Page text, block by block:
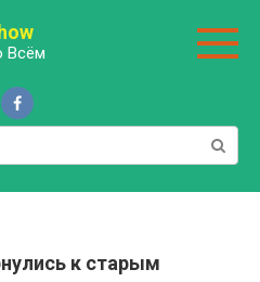
Всём
к старым